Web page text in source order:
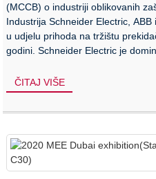
(MCCB) o industriji oblikovanih
Industrija Schneider Electric,
u udjelu prihoda na tržištu
godini. Schneider Electric je
ČITAJ VIŠE